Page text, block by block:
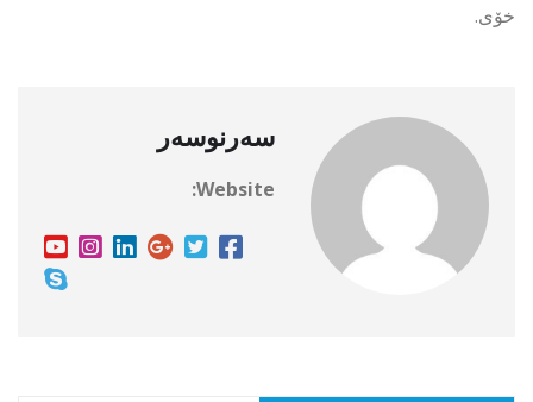
خۆی.
سەرنوسەر
Website: